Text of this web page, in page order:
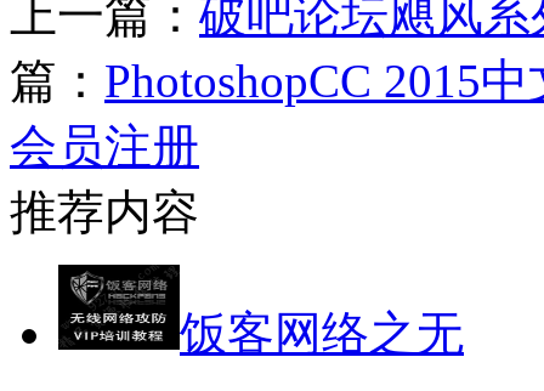
上一篇： 破吧论坛飓风
篇： PhotoshopCC 2015
会员注册
推荐内容
饭客网络之无